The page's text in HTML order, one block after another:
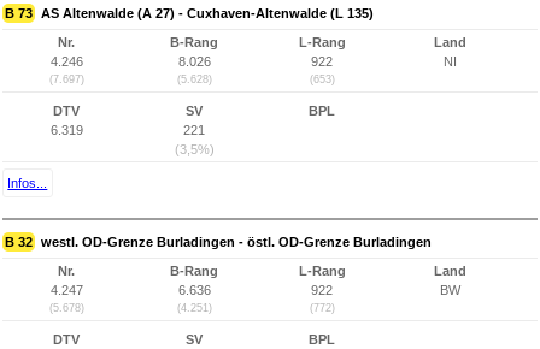
B 73 AS Altenwalde (A 27) - Cuxhaven-Altenwalde (L 135)
Nr.
4.246
(7.697)
B-Rang
8.026
(5.628)
L-Rang
922
(653)
Land
NI
DTV
6.319
SV
221
(3,5%)
BPL
Infos...
B 32 westl. OD-Grenze Burladingen - östl. OD-Grenze Burladingen
Nr.
4.247
(5.678)
B-Rang
6.636
(4.251)
L-Rang
922
(772)
Land
BW
DTV
SV
BPL